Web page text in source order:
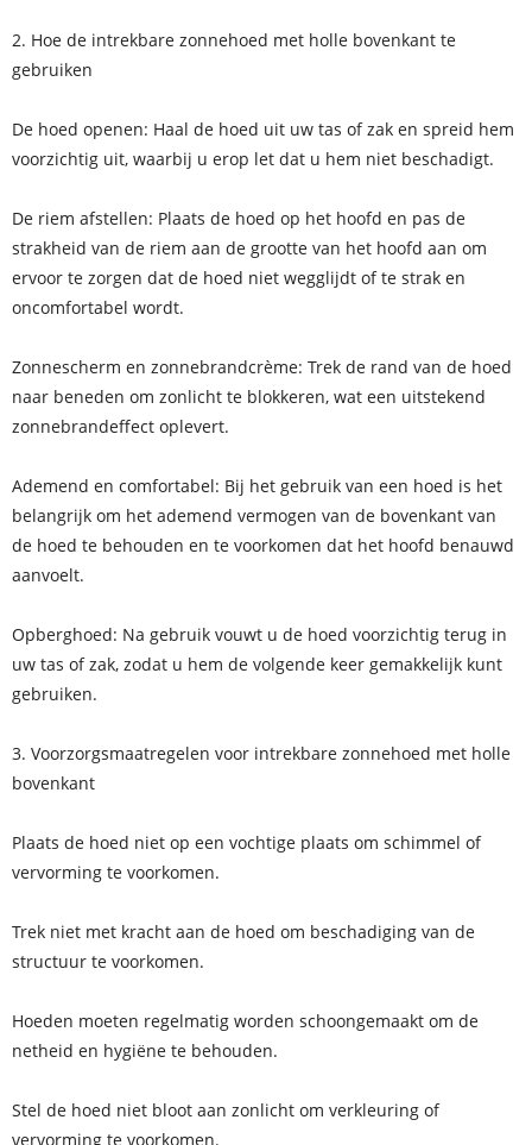
2. Hoe de intrekbare zonnehoed met holle bovenkant te
gebruiken
De hoed openen: Haal de hoed uit uw tas of zak en spreid hem
voorzichtig uit, waarbij u erop let dat u hem niet beschadigt.
De riem afstellen: Plaats de hoed op het hoofd en pas de
strakheid van de riem aan de grootte van het hoofd aan om
ervoor te zorgen dat de hoed niet wegglijdt of te strak en
oncomfortabel wordt.
Zonnescherm en zonnebrandcrème: Trek de rand van de hoed
naar beneden om zonlicht te blokkeren, wat een uitstekend
zonnebrandeffect oplevert.
Ademend en comfortabel: Bij het gebruik van een hoed is het
belangrijk om het ademend vermogen van de bovenkant van
de hoed te behouden en te voorkomen dat het hoofd benauwd
aanvoelt.
Opberghoed: Na gebruik vouwt u de hoed voorzichtig terug in
uw tas of zak, zodat u hem de volgende keer gemakkelijk kunt
gebruiken.
3. Voorzorgsmaatregelen voor intrekbare zonnehoed met holle
bovenkant
Plaats de hoed niet op een vochtige plaats om schimmel of
vervorming te voorkomen.
Trek niet met kracht aan de hoed om beschadiging van de
structuur te voorkomen.
Hoeden moeten regelmatig worden schoongemaakt om de
netheid en hygiëne te behouden.
Stel de hoed niet bloot aan zonlicht om verkleuring of
vervorming te voorkomen.